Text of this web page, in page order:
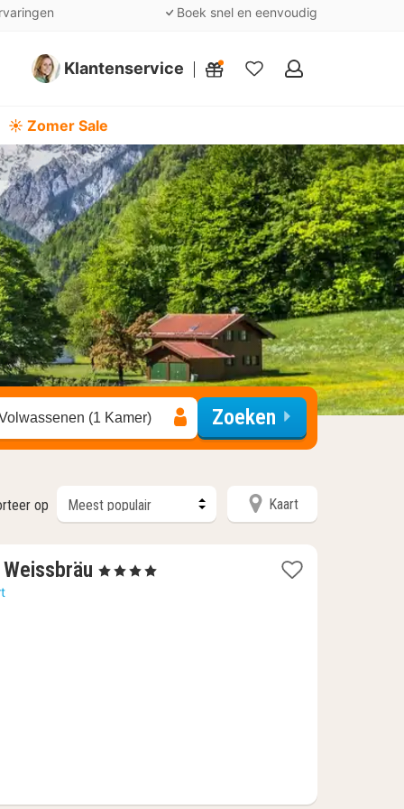
Boek snel en eenvoudig
Klantenservice
Mijn
☀️ Zomer Sale
(1 Kamer) Zoeken
op Kaart
1
, 4 Sterren